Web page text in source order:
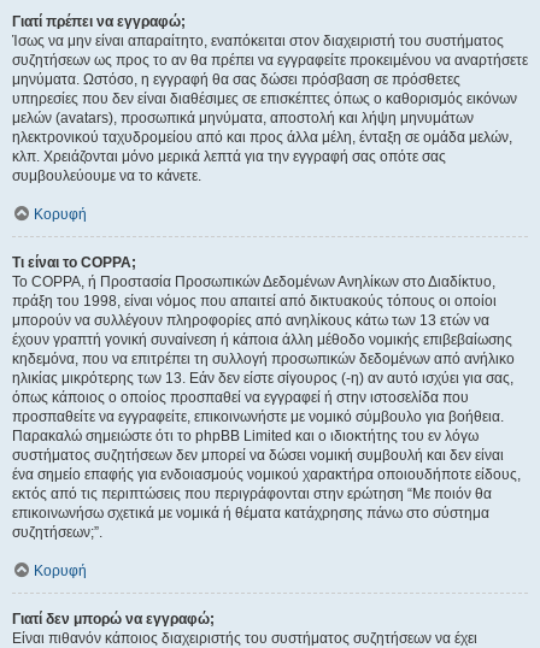
Γιατί πρέπει να εγγραφώ;
Ίσως να μην είναι απαραίτητο, εναπόκειται στον διαχειριστή του συστήματος
συζητήσεων ως προς το αν θα πρέπει να εγγραφείτε προκειμένου να αναρτήσετε
μηνύματα. Ωστόσο, η εγγραφή θα σας δώσει πρόσβαση σε πρόσθετες
υπηρεσίες που δεν είναι διαθέσιμες σε επισκέπτες όπως ο καθορισμός εικόνων
μελών (avatars), προσωπικά μηνύματα, αποστολή και λήψη μηνυμάτων
ηλεκτρονικού ταχυδρομείου από και προς άλλα μέλη, ένταξη σε ομάδα μελών,
κλπ. Χρειάζονται μόνο μερικά λεπτά για την εγγραφή σας οπότε σας
συμβουλεύουμε να το κάνετε.
Κορυφή
Τι είναι το COPPA;
Το COPPA, ή Προστασία Προσωπικών Δεδομένων Ανηλίκων στο Διαδίκτυο,
πράξη του 1998, είναι νόμος που απαιτεί από δικτυακούς τόπους οι οποίοι
μπορούν να συλλέγουν πληροφορίες από ανηλίκους κάτω των 13 ετών να
έχουν γραπτή γονική συναίνεση ή κάποια άλλη μέθοδο νομικής επιβεβαίωσης
κηδεμόνα, που να επιτρέπει τη συλλογή προσωπικών δεδομένων από ανήλικο
ηλικίας μικρότερης των 13. Εάν δεν είστε σίγουρος (-η) αν αυτό ισχύει για σας,
όπως κάποιος ο οποίος προσπαθεί να εγγραφεί ή στην ιστοσελίδα που
προσπαθείτε να εγγραφείτε, επικοινωνήστε με νομικό σύμβουλο για βοήθεια.
Παρακαλώ σημειώστε ότι το phpBB Limited και ο ιδιοκτήτης του εν λόγω
συστήματος συζητήσεων δεν μπορεί να δώσει νομική συμβουλή και δεν είναι
ένα σημείο επαφής για ενδοιασμούς νομικού χαρακτήρα οποιουδήποτε είδους,
εκτός από τις περιπτώσεις που περιγράφονται στην ερώτηση “Με ποιόν θα
επικοινωνήσω σχετικά με νομικά ή θέματα κατάχρησης πάνω στο σύστημα
συζητήσεων;”.
Κορυφή
Γιατί δεν μπορώ να εγγραφώ;
Είναι πιθανόν κάποιος διαχειριστής του συστήματος συζητήσεων να έχει